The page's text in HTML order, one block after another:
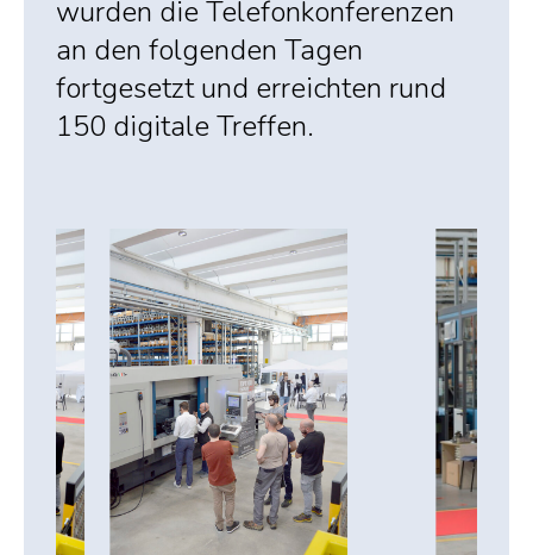
wurden die Telefonkonferenzen
an den folgenden Tagen
fortgesetzt und erreichten rund
150 digitale Treffen.